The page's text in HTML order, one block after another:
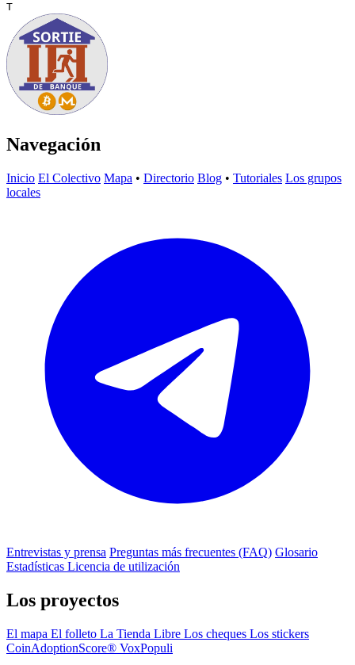
T
Navegación
Inicio El Colectivo Mapa • Directorio Blog • Tutoriales Los grupos
locales
Entrevistas y prensa Preguntas más frecuentes (FAQ) Glosario
Estadísticas Licencia de utilización
Los proyectos
El mapa El folleto La Tienda Libre Los cheques Los stickers
CoinAdoptionScore® VoxPopuli